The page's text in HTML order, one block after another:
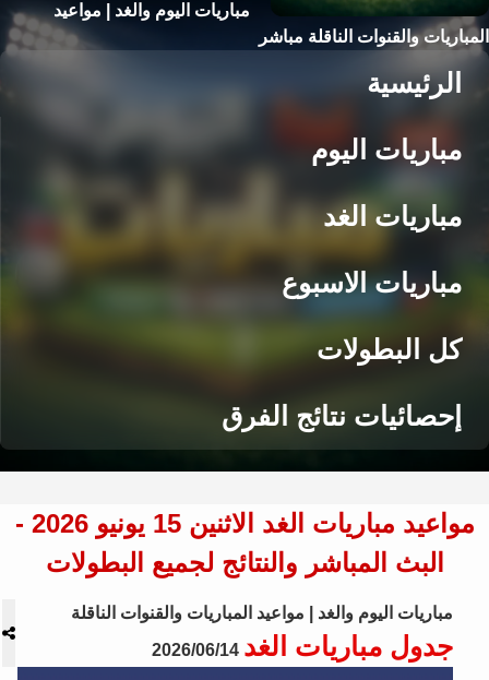
مباريات اليوم والغد | مواعيد
المباريات والقنوات الناقلة مباشر
الرئيسية
مباريات اليوم
مباريات الغد
مباريات الاسبوع
كل البطولات
إحصائيات نتائج الفرق
مواعيد مباريات الغد الاثنين 15 يونيو 2026 -
البث المباشر والنتائج لجميع البطولات
مباريات اليوم والغد | مواعيد المباريات والقنوات الناقلة
جدول مباريات الغد 2026/06/14